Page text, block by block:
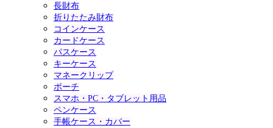
長財布
折りたたみ財布
コインケース
カードケース
パスケース
キーケース
マネークリップ
ポーチ
スマホ・PC・タブレット用品
ペンケース
手帳ケース・カバー